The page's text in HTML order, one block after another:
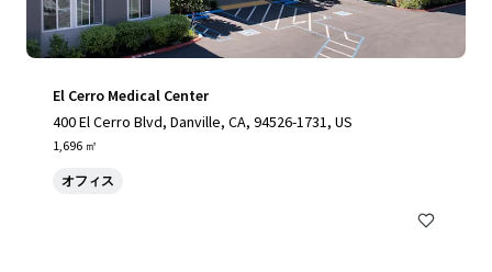
El Cerro Medical Center
400 El Cerro Blvd, Danville, CA, 94526-1731, US
1,696 ㎡
オフィス